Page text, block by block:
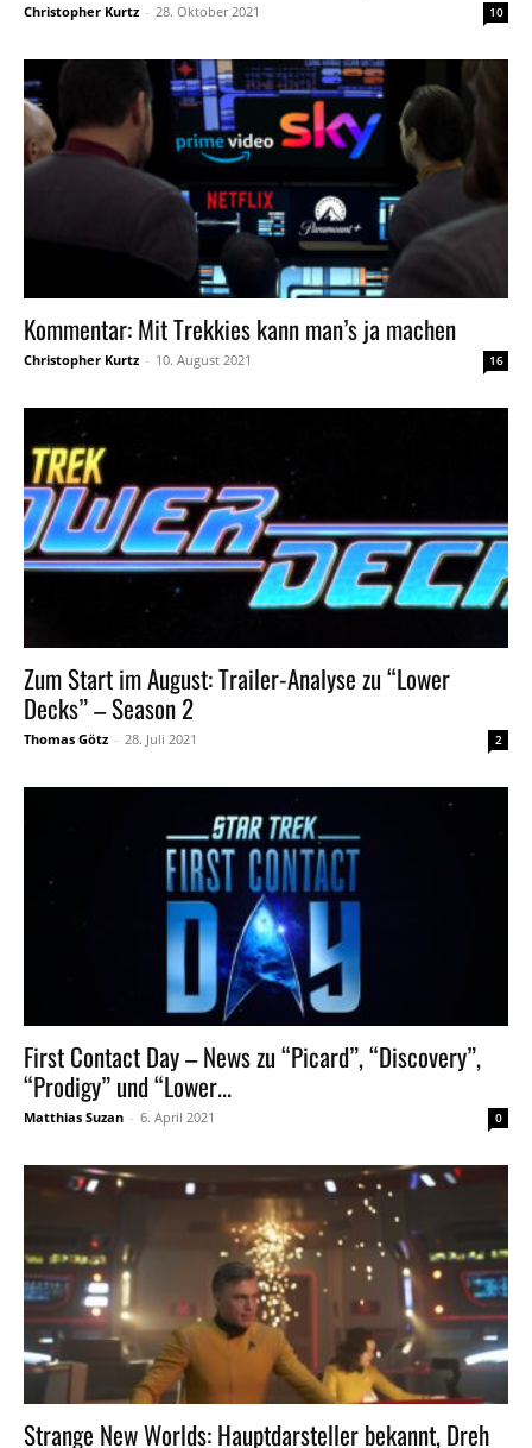
Christopher Kurtz - 28. Oktober 2021 10
Kommentar: Mit Trekkies kann man’s ja machen
Christopher Kurtz - 10. August 2021 16
Zum Start im August: Trailer-Analyse zu “Lower
Decks” – Season 2
Thomas Götz - 28. Juli 2021 2
First Contact Day – News zu “Picard”, “Discovery”,
“Prodigy” und “Lower...
Matthias Suzan - 6. April 2021 0
Strange New Worlds: Hauptdarsteller bekannt, Dreh